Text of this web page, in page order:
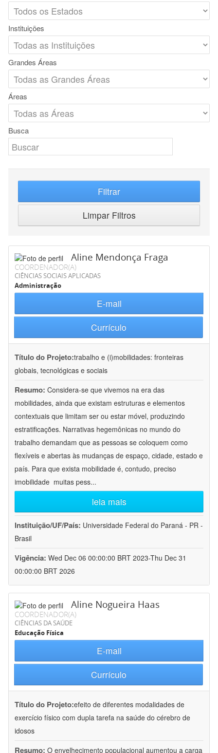
Instituições
Grandes Áreas
Áreas
Busca
Filtrar
Limpar Filtros
Aline Mendonça Fraga
COORDENADOR(A)
CIÊNCIAS SOCIAIS APLICADAS
Administração
E-mail
Currículo
Título do Projeto:trabalho e (i)mobilidades: fronteiras
globais, tecnológicas e sociais
Resumo: Considera-se que vivemos na era das
mobilidades, ainda que existam estruturas e elementos
contextuais que limitam ser ou estar móvel, produzindo
estratificações. Narrativas hegemônicas no mundo do
trabalho demandam que as pessoas se coloquem como
flexíveis e abertas às mudanças de espaço, cidade, estado e
país. Para que exista mobilidade é, contudo, preciso
imobilidade  muitas pess...
leia mais
Instituição/UF/País: Universidade Federal do Paraná - PR -
Brasil
Vigência: Wed Dec 06 00:00:00 BRT 2023-Thu Dec 31
00:00:00 BRT 2026
Aline Nogueira Haas
COORDENADOR(A)
CIÊNCIAS DA SAÚDE
Educação Física
E-mail
Currículo
Título do Projeto:efeito de diferentes modalidades de
exercício físico com dupla tarefa na saúde do cérebro de
idosos
Resumo: O envelhecimento populacional aumentou a carga